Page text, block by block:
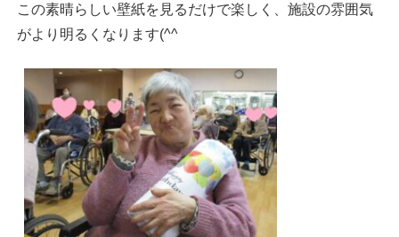
この素晴らしい壁紙を見るだけで楽しく、施設の雰囲気
がより明るくなります(^^